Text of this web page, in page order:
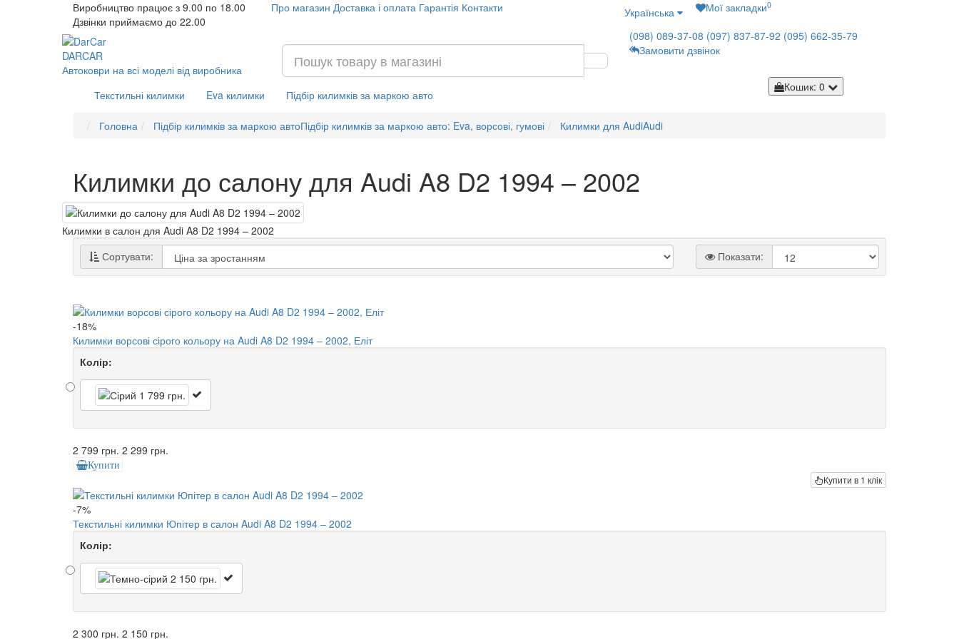
Виробництво працює з 9.00 по 18.00
Дзвінки приймаємо до 22.00
Про магазин Доставка і оплата Гарантія Контакти Українська Мої закладки0
DARCAR
Автоковри на всі моделі від виробника
(098) 089-37-08 (097) 837-87-92 (095) 662-35-79
Замовити дзвінок
Текстильні килимки Eva килимки Підбір килимків за маркою авто
Кошик: 0
Головна Підбір килимків за маркою автоПідбір килимків за маркою авто: Eva, ворсові, гумові Килимки для AudiAudi
Килимки до салону для Audi A8 D2 1994 – 2002
Килимки в салон для Audi A8 D2 1994 – 2002
Сортувати:
Показати:
-18%
Килимки ворсові сірого кольору на Audi A8 D2 1994 – 2002, Еліт
Колір:
2 799 грн. 2 299 грн.
Купити
Купити в 1 клік
-7%
Текстильні килимки Юпітер в салон Audi A8 D2 1994 – 2002
Колір:
2 300 грн. 2 150 грн.